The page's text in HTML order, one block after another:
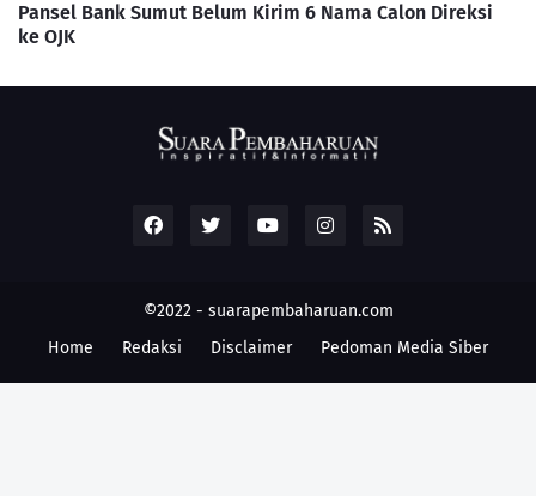
Pansel Bank Sumut Belum Kirim 6 Nama Calon Direksi
ke OJK
©2022 - suarapembaharuan.com
Home
Redaksi Disclaimer Pedoman Media Siber